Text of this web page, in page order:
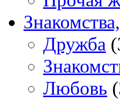
Дружба
Любовь